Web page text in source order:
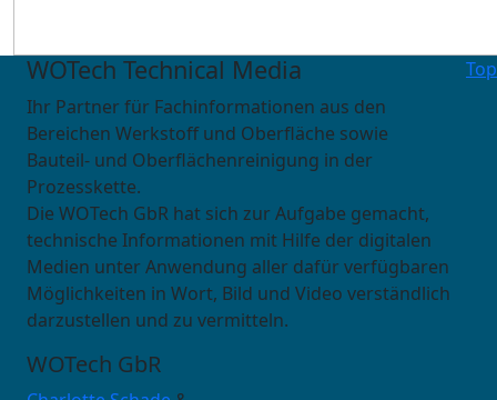
Top
WOTech Technical Media
Ihr Partner für Fachinformationen aus den
Bereichen Werkstoff und Oberfläche sowie
Bauteil- und Oberflächenreinigung in der
Prozesskette.
Die WOTech GbR hat sich zur Aufgabe gemacht,
technische Informationen mit Hilfe der digitalen
Medien unter Anwendung aller dafür verfügbaren
Möglichkeiten in Wort, Bild und Video verständlich
darzustellen und zu vermitteln.
WOTech GbR